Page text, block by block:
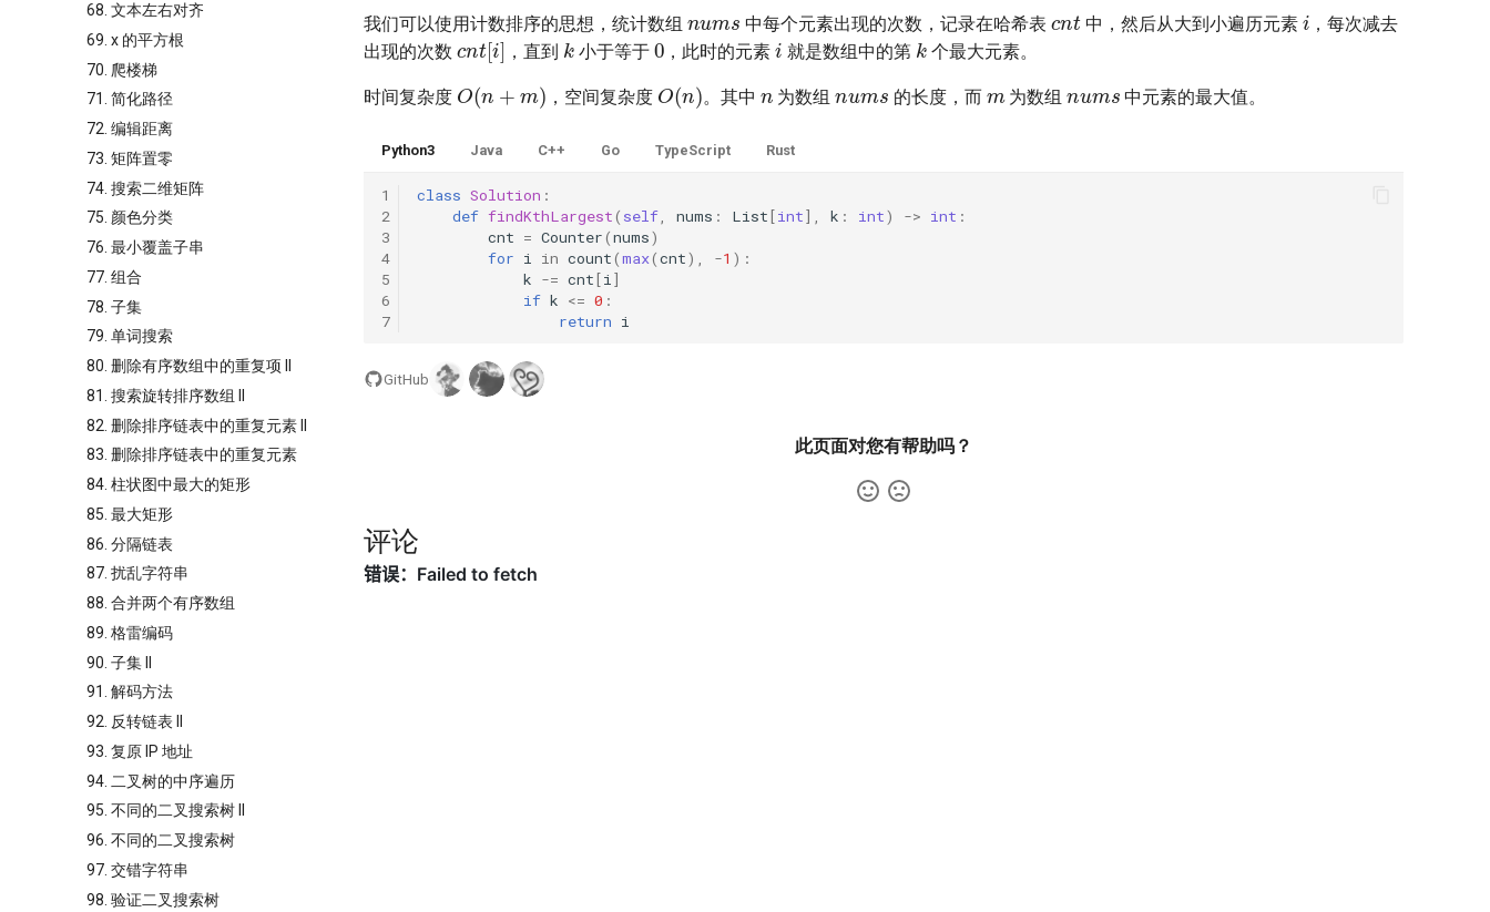
68. 文本左右对齐
69. x 的平方根
70. 爬楼梯
71. 简化路径
72. 编辑距离
73. 矩阵置零
74. 搜索二维矩阵
75. 颜色分类
76. 最小覆盖子串
77. 组合
78. 子集
79. 单词搜索
80. 删除有序数组中的重复项 II
81. 搜索旋转排序数组 II
82. 删除排序链表中的重复元素 II
83. 删除排序链表中的重复元素
84. 柱状图中最大的矩形
85. 最大矩形
86. 分隔链表
87. 扰乱字符串
88. 合并两个有序数组
89. 格雷编码
90. 子集 II
91. 解码方法
92. 反转链表 II
93. 复原 IP 地址
94. 二叉树的中序遍历
95. 不同的二叉搜索树 II
96. 不同的二叉搜索树
97. 交错字符串
98. 验证二叉搜索树
我们可以使用计数排序的思想，统计数组 中每个元素出现的次数，记录在哈希表 中，然后从大到小遍历元素
，每次减去
出现的次数
cnt[i]
，直到
k
小于等于
0
，此时的元素
i
就是数组中的第
k
个最大元素。
时间复杂度
O ( )
，空间复杂度
O ( n)
。其中 为数组 的长度，而 为数组 中元素的最大值。
Python3 Java C++ Go TypeScript Rust
1
2
3
4
5
6
7
class Solution :
def findKthLargest( self, nums : List[int], k : int) -> int :
cnt = Counter(nums)
for i in count(max(cnt), -1 ):
k -= cnt[i]
if k <= 0 :
return i
GitHub
此页面对您有帮助吗？
评论